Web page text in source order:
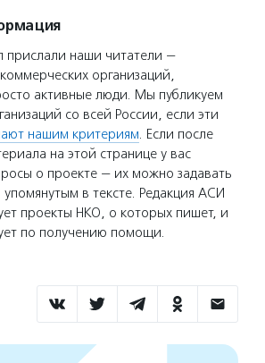
прислали наши читатели —
организаций,
активные люди. Мы публикуем
со всей России, если эти
нашим критериям. Если после
на этой странице у вас
о проекте — их можно задавать
упомянутым в тексте. Редакция АСИ
проекты НКО, о которых пишет, и
по получению помощи.